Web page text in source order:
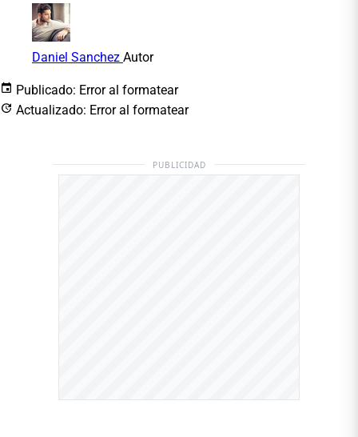
Daniel Sanchez Autor
Publicado: Error al formatear
Actualizado: Error al formatear
PUBLICIDAD